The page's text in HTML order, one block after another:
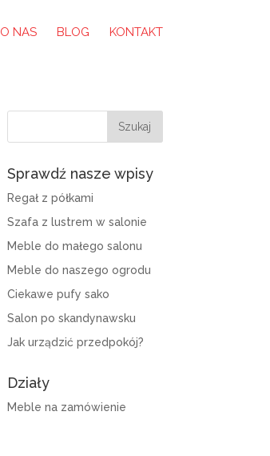
O NAS BLOG KONTAKT
Sprawdź nasze wpisy
Regał z półkami
Szafa z lustrem w salonie
Meble do małego salonu
Meble do naszego ogrodu
Ciekawe pufy sako
Salon po skandynawsku
Jak urządzić przedpokój?
Działy
Meble na zamówienie